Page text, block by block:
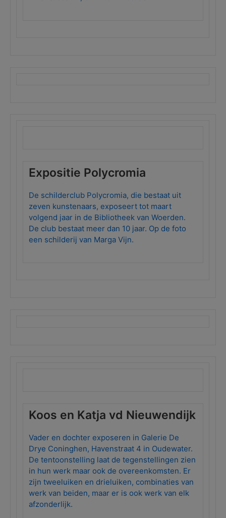
Expositie Polycromia
De schilderclub Polycromia, die bestaat uit
zeven kunstenaars, exposeert tot maart
volgend jaar in de Bibliotheek van Woerden.
De club bestaat meer dan 10 jaar. Op de foto
een schilderij van Marga Vijn.
Koos en Katja vd Nieuwendijk
Vader en dochter exposeren in Galerie De
Drye Coninghen, Havenstraat 4 in Oudewater.
De tentoonstelling laat de tegenstellingen zien
in hun werk maar ook de overeenkomsten. Er
zijn tweeluiken en drieluiken, combinaties van
werk van beiden, maar er is ook werk van elk
afzonderlijk.